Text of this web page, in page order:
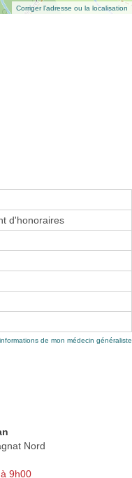
Corriger l’adresse ou la localisation
d'honoraires
de mon médecin généraliste
Nord
9h00